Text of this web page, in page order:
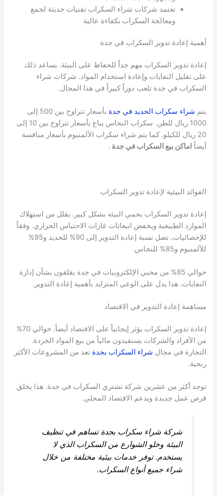
تعتمد شركات شراء السكراب تقنيات حديثة لجمع
ومعالجة السكراب بكفاءة عالية
أهمية إعادة تدوير السكراب في جدة
إعادة تدوير السكراب مهم جداً للحفاظ على البيئة. يساعد ذلك
على تقليل النفايات وإعادة استخدام المواد. شركات شراء
السكراب في جدة تلعب دوراً كبيراً في هذا المجال.
يتم شراء سكراب الحديد في جدة
بأسعار تتراوح بين 500 إلى
1000 ريال للطن. سكراب النحاس يباع بأسعار تتراوح بين 10 إلى
20 ريال للكيلو. كما يتم شراء سكراب الألمنيوم بأسعار منافسة
أيضاً اماكن بيع السكراب في جدة .
الفوائد البيئية لإعادة تدوير السكراب
إعادة تدوير السكراب يحمي البيئة بشكل كبير. يقلل من استهلاك
الموارد الطبيعية ويخفض انبعاثات غازات الاحتباس الحراري. وفقاً
للإحصائيات، تصل نسبة إعادة التدوير إلى 90% للحديد و95%
للألمنيوم و85% للنحاس.
حوالي 85% من محبي الإلكترونيات في جدة يقلقون بشأن إدارة
النفايات. هذا يدل على الوعي المتزايد بأهمية إعادة التدوير.
مساهمة إعادة التدوير في الاقتصاد
إعادة تدوير السكراب يؤثر إيجابياً على الاقتصاد أيضاً. حوالي 70%
من الأفراد والشركات يستفيدون مالياً من بيع المواد الخردة.
التجارة في مجال شراء السكراب بجدة تعد من المشروعات الأكثر
ربحية.
توجد أكثر من عشرين شركة تشتري السكراب في جدة. هذا يخلق
فرص عمل جديدة ويدعم الاقتصاد المحلي.
شركة شراء سكراب بجدة تساهم في تنظيف
البيئة وخلو الشوارع من السكراب الذي لا
يستخدم. توفر خدمات بيئية مختلفة من خلال
شراء جميع أنواع السكراب.